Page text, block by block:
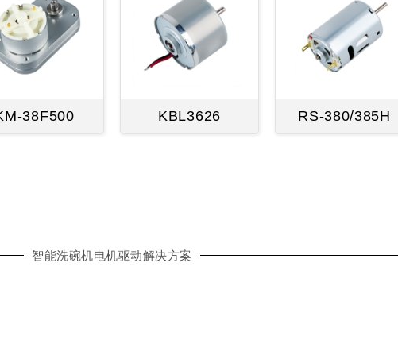
38F500 KBL3626 RS-380/385H
智能洗碗机电机驱动解决方案